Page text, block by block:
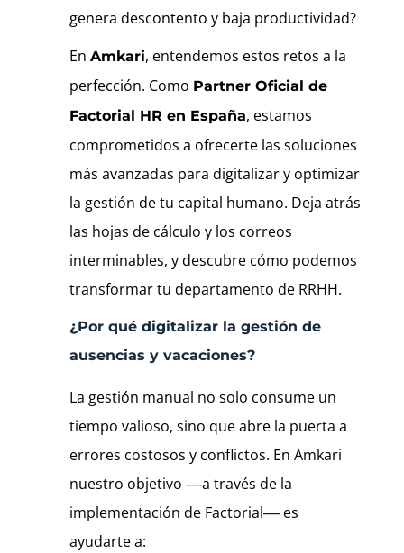
genera descontento y baja productividad?
En Amkari, entendemos estos retos a la
perfección. Como Partner Oficial de
Factorial HR en España, estamos
comprometidos a ofrecerte las soluciones
más avanzadas para digitalizar y optimizar
la gestión de tu capital humano. Deja atrás
las hojas de cálculo y los correos
interminables, y descubre cómo podemos
transformar tu departamento de RRHH.
¿Por qué digitalizar la gestión de
ausencias y vacaciones?
La gestión manual no solo consume un
tiempo valioso, sino que abre la puerta a
errores costosos y conflictos. En Amkari
nuestro objetivo —a través de la
implementación de Factorial—es
ayudarte a: